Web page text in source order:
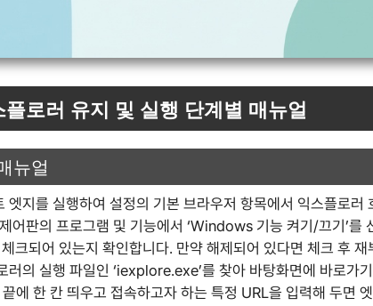
로러 유지 및 실행 단계별 매뉴얼
뉴얼
엣지를 실행하여 설정의 기본 브라우저 항목에서 익스플로러
어판의 프로그램 및 기능에서 ‘Windows 기능 켜기/끄기’를
크되어 있는지 확인합니다. 만약 해제되어 있다면 체크 후 재
러의 실행 파일인 ‘iexplore.exe’를 찾아 바탕화면에 바로가
에 한 칸 띄우고 접속하고자 하는 특정 URL을 입력해 두면